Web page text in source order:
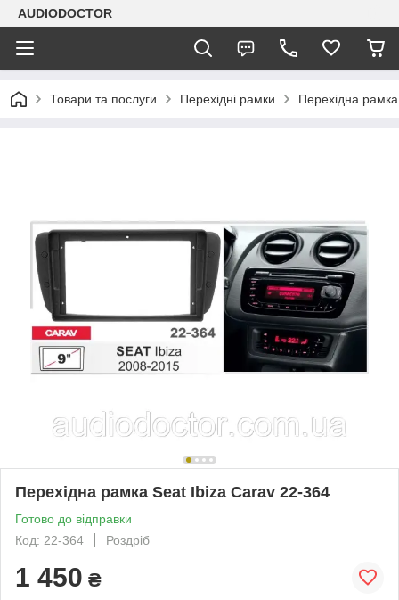
AUDIODOCTOR
Товари та послуги Перехідні рамки Перехідна
Перехідна рамка Seat Ibiza Carav 22-364
Готово до відправки
Код: 22-364
Роздріб
1 450 ₴